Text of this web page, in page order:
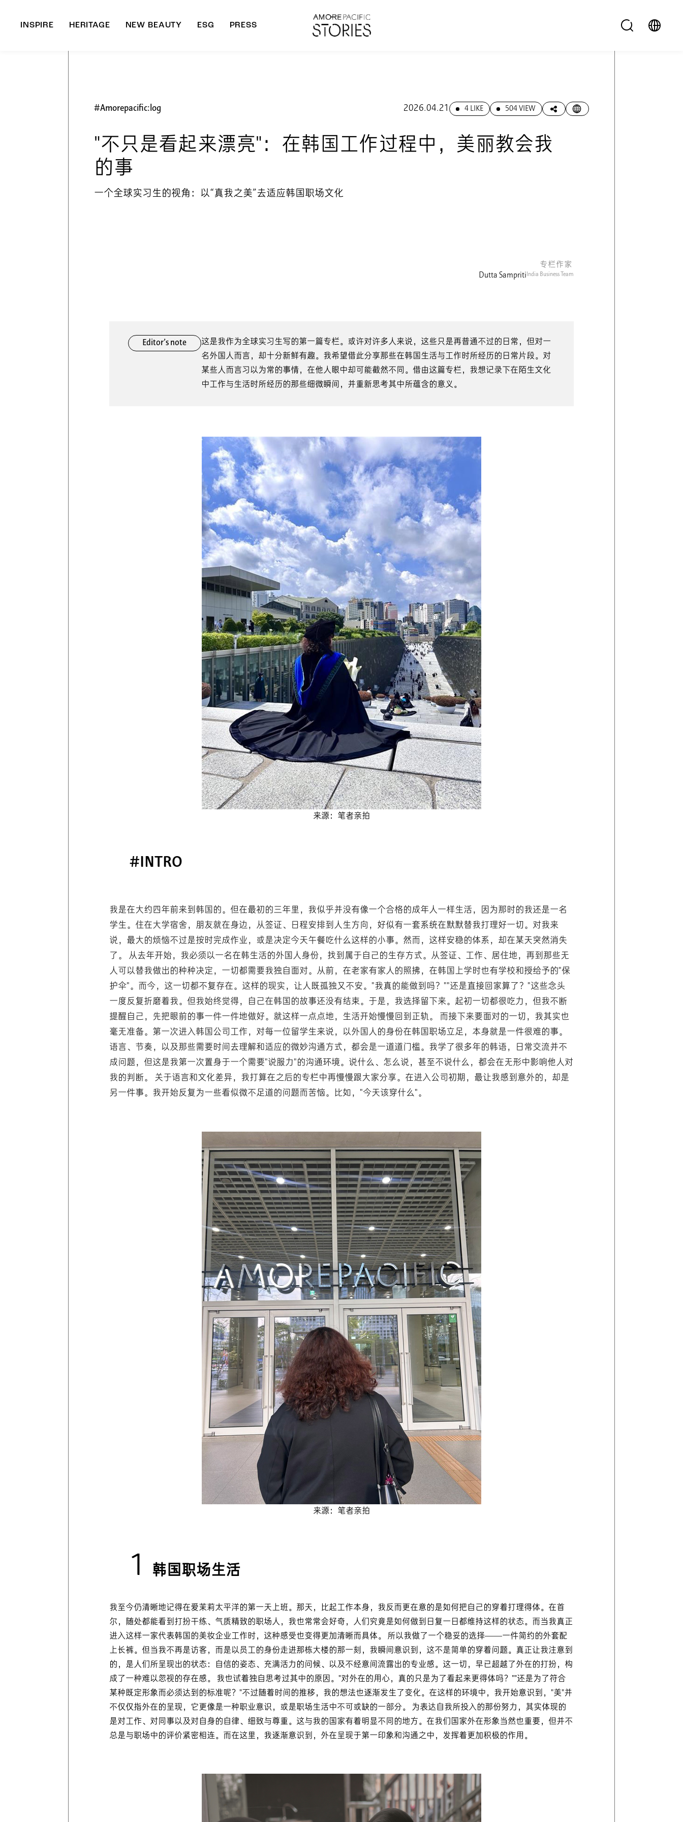
INSPIRE HERITAGE NEW BEAUTY ESG PRESS
#Amorepacific:log 2026.04.21 4 LIKE 504 VIEW
"不只是看起来漂亮"：在韩国工作过程中，美丽教会我
的事
一个全球实习生的视角：以“真我之美”去适应韩国职场文化
专栏作家
Dutta Sampriti India Business Team
Editor’s note
这是我作为全球实习生写的第一篇专栏。或许对许多人来说，这些只是再普通不过的日常，但对一
名外国人而言，却十分新鲜有趣。我希望借此分享那些在韩国生活与工作时所经历的日常片段。对
某些人而言习以为常的事情，在他人眼中却可能截然不同。借由这篇专栏，我想记录下在陌生文化
中工作与生活时所经历的那些细微瞬间，并重新思考其中所蕴含的意义。
来源：笔者亲拍
#INTRO
我是在大约四年前来到韩国的。但在最初的三年里，我似乎并没有像一个合格的成年人一样生活，因为那时的我还是一名
学生。住在大学宿舍，朋友就在身边，从签证、日程安排到人生方向，好似有一套系统在默默替我打理好一切。对我来
说，最大的烦恼不过是按时完成作业，或是决定今天午餐吃什么这样的小事。然而，这样安稳的体系，却在某天突然消失
了。 从去年开始，我必须以一名在韩生活的外国人身份，找到属于自己的生存方式。从签证、工作、居住地，再到那些无
人可以替我做出的种种决定，一切都需要我独自面对。从前，在老家有家人的照拂，在韩国上学时也有学校和授给予的"保
护伞"。而今，这一切都不复存在。这样的现实，让人既孤独又不安。"我真的能做到吗？""还是直接回家算了？"这些念头
一度反复折磨着我。但我始终觉得，自己在韩国的故事还没有结束。于是，我选择留下来。起初一切都很吃力，但我不断
提醒自己，先把眼前的事一件一件地做好。就这样一点点地，生活开始慢慢回到正轨。 而接下来要面对的一切，我其实也
毫无准备。第一次进入韩国公司工作，对每一位留学生来说，以外国人的身份在韩国职场立足，本身就是一件很难的事。
语言、节奏，以及那些需要时间去理解和适应的微妙沟通方式，都会是一道道门槛。我学了很多年的韩语，日常交流并不
成问题，但这是我第一次置身于一个需要"说服力"的沟通环境。说什么、怎么说，甚至不说什么，都会在无形中影响他人对
我的判断。 关于语言和文化差异，我打算在之后的专栏中再慢慢跟大家分享。在进入公司初期，最让我感到意外的，却是
另一件事。我开始反复为一些看似微不足道的问题而苦恼。比如，"今天该穿什么"。
来源：笔者亲拍
1 韩国职场生活
我至今仍清晰地记得在爱茉莉太平洋的第一天上班。那天，比起工作本身，我反而更在意的是如何把自己的穿着打理得体。在首
尔，随处都能看到打扮干练、气质精致的职场人，我也常常会好奇，人们究竟是如何做到日复一日都维持这样的状态。而当我真正
进入这样一家代表韩国的美妆企业工作时，这种感受也变得更加清晰而具体。 所以我做了一个稳妥的选择——一件简约的外套配
上长裤。但当我不再是访客，而是以员工的身份走进那栋大楼的那一刻，我瞬间意识到，这不是简单的穿着问题。真正让我注意到
的，是人们所呈现出的状态：自信的姿态、充满活力的问候、以及不经意间流露出的专业感。这一切，早已超越了外在的打扮，构
成了一种难以忽视的存在感。 我也试着独自思考过其中的原因。"对外在的用心，真的只是为了看起来更得体吗？""还是为了符合
某种既定形象而必须达到的标准呢？"不过随着时间的推移，我的想法也逐渐发生了变化。在这样的环境中，我开始意识到，"美"并
不仅仅指外在的呈现，它更像是一种职业意识，或是职场生活中不可或缺的一部分。 为表达自我所投入的那份努力，其实体现的
是对工作、对同事以及对自身的自律、细致与尊重。这与我的国家有着明显不同的地方。在我们国家外在形象当然也重要，但并不
总是与职场中的评价紧密相连。而在这里，我逐渐意识到，外在呈现于第一印象和沟通之中，发挥着更加积极的作用。